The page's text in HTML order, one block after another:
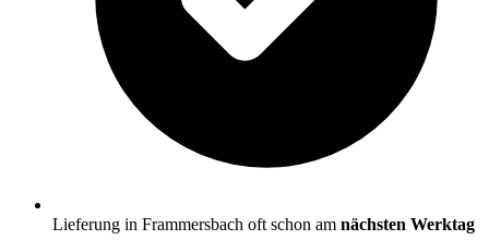
Lieferung in Frammersbach oft schon am nächsten Werktag